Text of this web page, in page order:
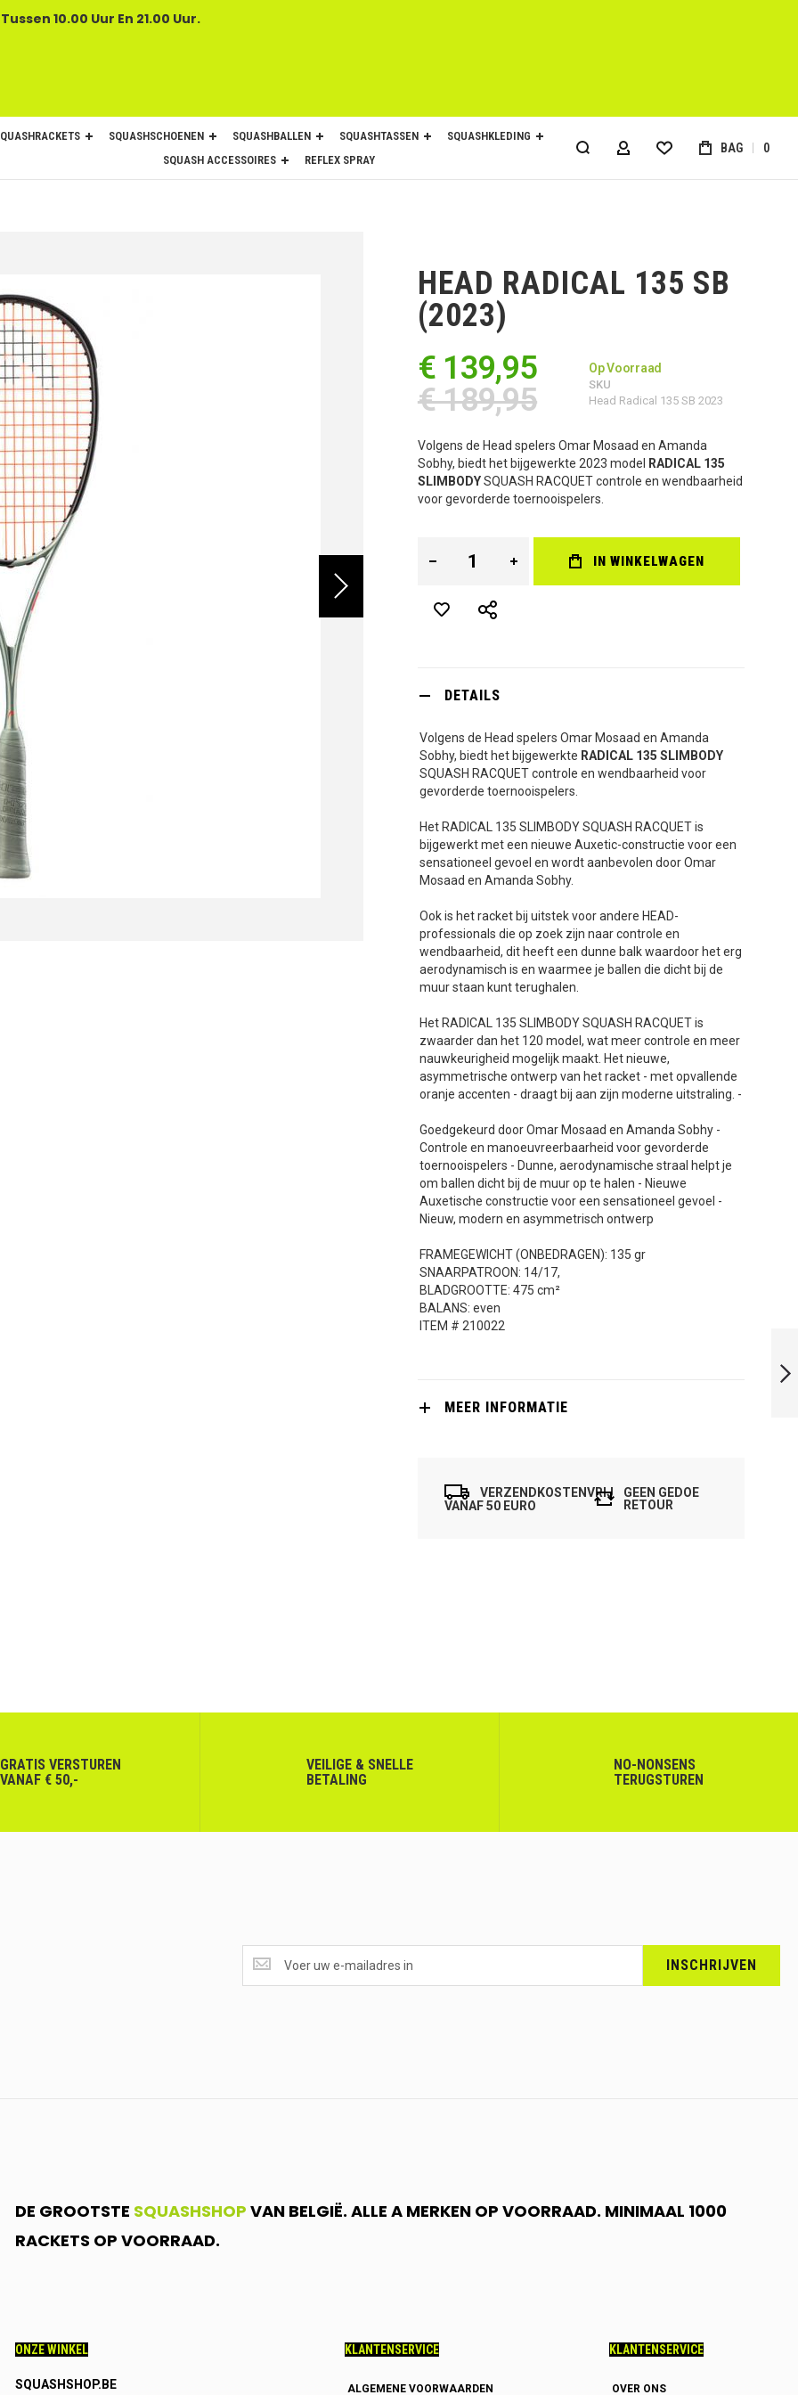
10.00 Uur En 21.00 Uur.
SQUASHSCHOENEN SQUASHBALLEN SQUASHTASSEN
SQUASHKLEDING
SQUASH ACCESSOIRES
REFLEX SPRAY ACCOUNT BAG 0
HEAD RADICAL 135 SB
(2023)
€ 139,95
€ 189,95
Op Voorraad
SKU
Head Radical 135 SB 2023
Volgens de Head spelers Omar Mosaad en Amanda
Sobhy, biedt het bijgewerkte 2023 model
RADICAL 135
SLIMBODYSQUASH RACQUET controle en wendbaarheid
voor gevorderde toernooispelers.
IN WINKELWAGEN
DETAILS
Volgens de Head spelers Omar Mosaad en Amanda
Sobhy, biedt het bijgewerkte RADICAL 135 SLIMBODY
SQUASH RACQUET controle en wendbaarheid voor
gevorderde toernooispelers.
Het RADICAL 135 SLIMBODY SQUASH RACQUET is
bijgewerkt met een nieuwe Auxetic-constructie voor een
sensationeel gevoel en wordt aanbevolen door Omar
Mosaad en Amanda Sobhy.
Ook is het racket bij uitstek voor andere HEAD-
professionals die op zoek zijn naar controle en
wendbaarheid, dit heeft een dunne balk waardoor het erg
aerodynamisch is en waarmee je ballen die dicht bij de
muur staan kunt terughalen.
Het RADICAL 135 SLIMBODY SQUASH RACQUET is
zwaarder dan het 120 model, wat meer controle en meer
nauwkeurigheid mogelijk maakt. Het nieuwe,
asymmetrische ontwerp van het racket - met opvallende
oranje accenten - draagt bij aan zijn moderne uitstraling. -
Goedgekeurd door Omar Mosaad en Amanda Sobhy -
Controle en manoeuvreerbaarheid voor gevorderde
toernooispelers - Dunne, aerodynamische straal helpt je
om ballen dicht bij de muur op te halen - Nieuwe
Auxetische constructie voor een sensationeel gevoel -
Nieuw, modern en asymmetrisch ontwerp
FRAMEGEWICHT (ONBEDRAGEN): 135 gr
SNAARPATROON: 14/17,
BLADGROOTTE: 475 cm²
BALANS: even
ITEM # 210022
MEER INFORMATIE
VERZENDKOSTENVRIJ
VANAF 50 EURO
GEEN GEDOE
RETOUR
GRATIS VERSTUREN
VANAF € 50,-
VEILIGE & SNELLE
BETALING
NO-NONSENS
TERUGSTUREN
ONTVANGEN?
<br>SCHRIJF
INSCHRIJVEN
DE GROOTSTE SQUASHSHOP VAN BELGIË. ALLE A MERKEN OP VOORRAAD. MINIMAAL 1000
RACKETS OP VOORRAAD.
ONZE WINKEL
SQUASHSHOP.BE
KLANTENSERVICE
ALGEMENE VOORWAARDEN
KLANTENSERVICE
OVER ONS